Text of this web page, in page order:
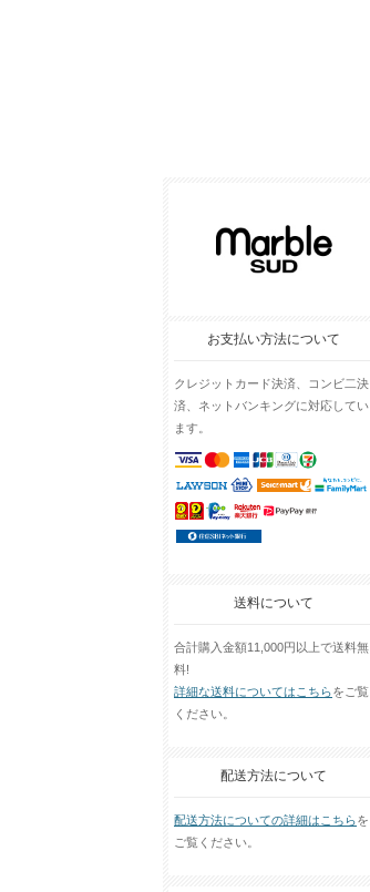
お支払い方法について
クレジットカード決済、コンビ二決
済、ネットバンキングに対応してい
ます。
送料について
合計購入金額11,000円以上で送料無
料!
詳細な送料についてはこちらをご覧
ください。
配送方法について
配送方法についての詳細はこちらを
ご覧ください。